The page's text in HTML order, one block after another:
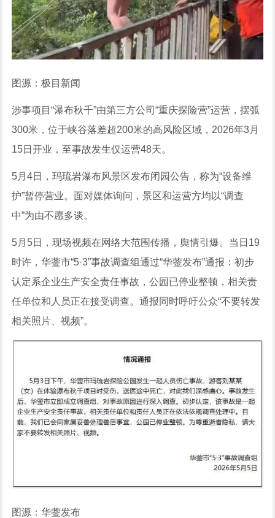
图源：极目新闻
涉事项目“瀑布秋千”由第三方公司“重庆探险营”运营，摆弧
300米，位于峡谷落差超200米的高风险区域，2026年3月
15日开业，至事故发生仅运营48天。
5月4日，玛琉岩瀑布风景区发布闭园公告，称为“设备维
护”暂停营业。面对媒体询问，景区和运营方均以“调查
中”为由不愿多谈。
5月5日，现场视频在网络大范围传播，舆情引爆。当日19
时许，华蓥市“5·3”事故调查组通过“华蓥发布”通报：初步
认定系企业生产安全责任事故，公园已停业整顿，相关责
任单位和人员正在接受调查。通报同时呼吁公众“不要转发
相关照片、视频”。
图源：华蓥发布